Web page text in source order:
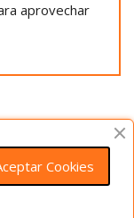
aprovechar
¡Sé
Cookies